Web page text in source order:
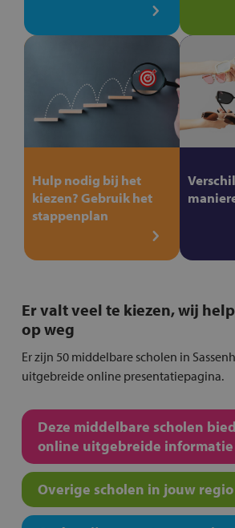
Hulp nodig bij het
kiezen? Gebruik het
stappenplan
Er valt veel te kiezen, wij
op weg
Er zijn 50 middelbare scholen in
uitgebreide online presentatiepagina.
Deze middelbare scholen
online uitgebreide informatie
Overige scholen in jouw regio